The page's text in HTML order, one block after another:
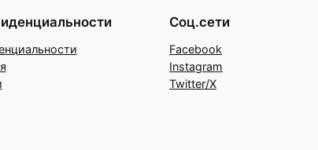
Соц.сети
Facebook
Instagram
Twitter/X